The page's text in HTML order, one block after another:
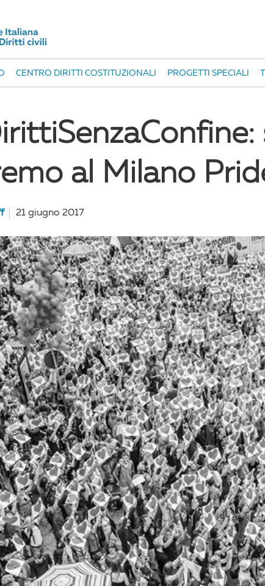
CENTRO DIRITTI COSTITUZIONALI PROGETTI SPECIALI
al Milano
21 giugno 2017